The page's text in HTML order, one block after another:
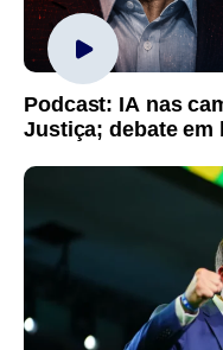
Podcast: IA nas
Justiça; debate em